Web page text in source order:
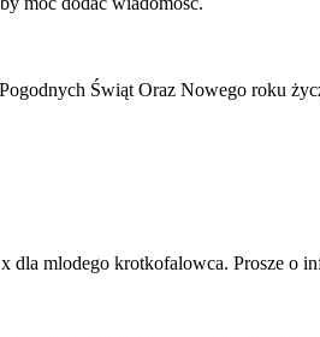
Świąt Oraz Nowego roku
mlodego krotkofalowca. Prosze o